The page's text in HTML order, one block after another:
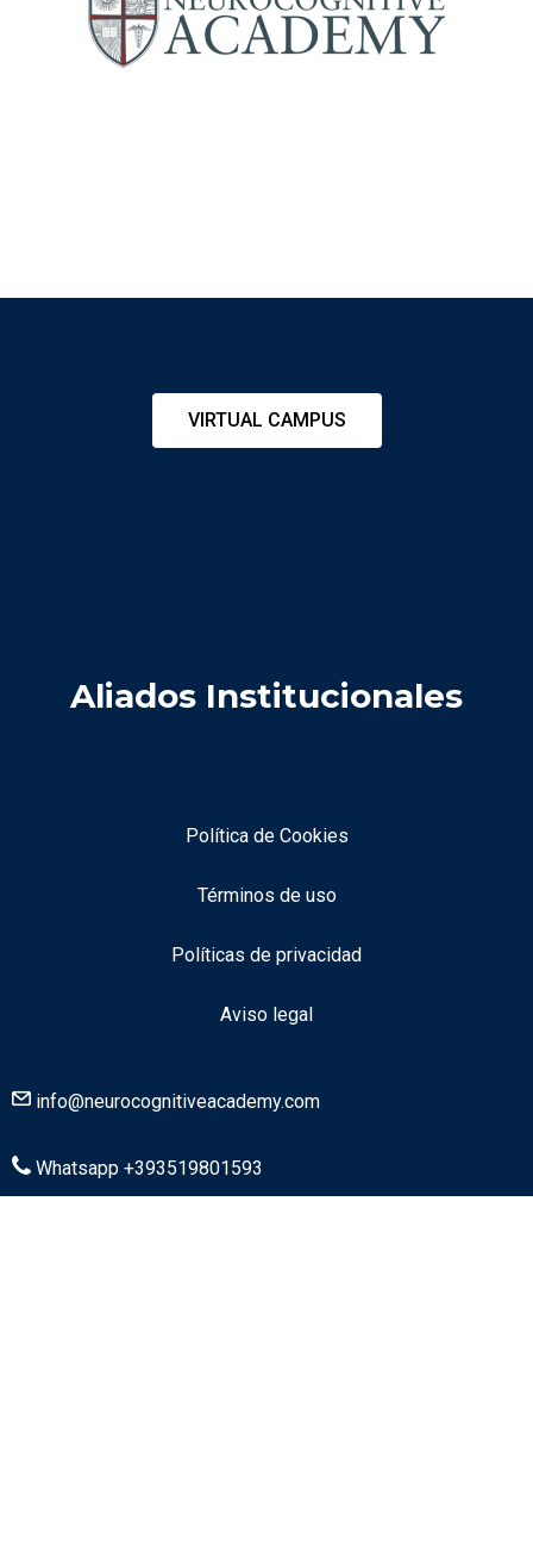
VIRTUAL CAMPUS
Aliados Institucionales
Política de Cookies
Términos de uso
Políticas de privacidad
Aviso legal
info@neurocognitiveacademy.com
Whatsapp +393519801593